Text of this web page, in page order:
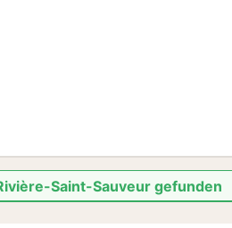
Saint-Sauveur gefunden